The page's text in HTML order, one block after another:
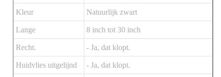
Kleur Natuurlijk zwart
Lange 8 inch tot 30 inch
Recht. - Ja, dat klopt.
Huidvlies uitgelijnd - Ja, dat klopt.